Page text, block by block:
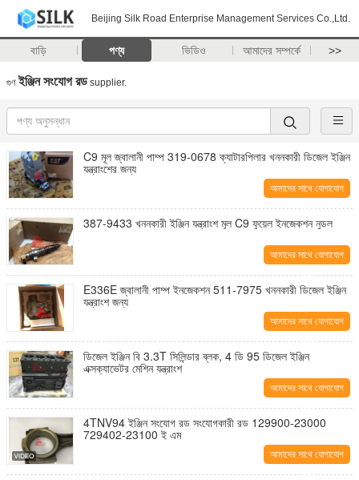
Beijing Silk Road Enterprise Management Services Co.,Ltd.
বাড়ি পণ্য ভিডিও আমাদের সম্পর্কে >>
গুণ ইঞ্জিন সংযোগ রডsupplier.
C9 মূল জ্বালানী পাম্প 319-0678 ক্যাটারপিলার খননকারী ডিজেল ইঞ্জিন
যন্ত্রাংশের জন্য
আমাদের সাথে যোগাযোগ
করুন
387-9433 খননকারী ইঞ্জিন যন্ত্রাংশ মূল C9 ফুয়েল ইনজেকশন নুডল
আমাদের সাথে যোগাযোগ
করুন
E336E জ্বালানী পাম্প ইনজেকশন 511-7975 খননকারী ডিজেল ইঞ্জিন
যন্ত্রাংশ জন্য
আমাদের সাথে যোগাযোগ
করুন
ডিজেল ইঞ্জিন বি 3.3T সিলিন্ডার ব্লক, 4 ডি 95 ডিজেল ইঞ্জিন
এক্সক্যাভেটর মেশিন যন্ত্রাংশ
আমাদের সাথে যোগাযোগ
করুন
4TNV94 ইঞ্জিন সংযোগ রড সংযোগকারী রড 129900-23000
729402-23100 ই এম
আমাদের সাথে যোগাযোগ
করুন